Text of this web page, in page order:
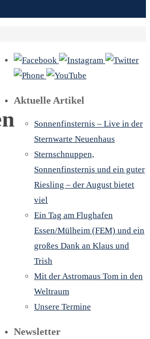
Aktuelle Artikel
Sonnenfinsternis – Live in der
Sternwarte Neuenhaus
Sternschnuppen,
Sonnenfinsternis und ein guter
Riesling – der August bietet
viel
Ein Tag am Flughafen
Essen/Mülheim (FEM) und ein
großes Dank an Klaus und
Trish
Mit der Astromaus Tom in den
Weltraum
Unsere Termine
Newsletter